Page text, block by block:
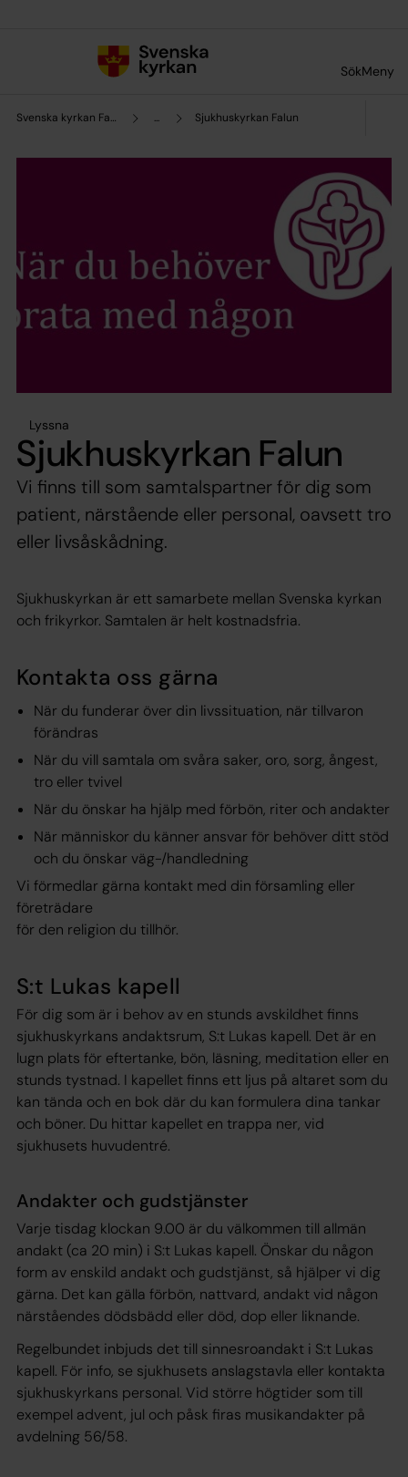
SökMeny
Svenska kyrkan Falun ... Sjukhuskyrkan Falun
Lyssna
Sjukhuskyrkan Falun
Vi finns till som samtalspartner för dig som
patient, närstående eller personal, oavsett tro
eller livsåskådning.
Sjukhuskyrkan är ett samarbete mellan Svenska kyrkan
och frikyrkor. Samtalen är helt kostnadsfria.
Kontakta oss gärna
När du funderar över din livssituation, när tillvaron
förändras
När du vill samtala om svåra saker, oro, sorg, ångest,
tro eller tvivel
När du önskar ha hjälp med förbön, riter och andakter
När människor du känner ansvar för behöver ditt stöd
och du önskar väg-/handledning
Vi förmedlar gärna kontakt med din församling eller
företrädare
för den religion du tillhör.
S:t Lukas kapell
För dig som är i behov av en stunds avskildhet finns
sjukhuskyrkans andaktsrum, S:t Lukas kapell. Det är en
lugn plats för eftertanke, bön, läsning, meditation eller en
stunds tystnad. I kapellet finns ett ljus på altaret som du
kan tända och en bok där du kan formulera dina tankar
och böner. Du hittar kapellet en trappa ner, vid
sjukhusets huvudentré.
Andakter och gudstjänster
Varje tisdag klockan 9.00 är du välkommen till allmän
andakt (ca 20 min) i S:t Lukas kapell. Önskar du någon
form av enskild andakt och gudstjänst, så hjälper vi dig
gärna. Det kan gälla förbön, nattvard, andakt vid någon
närståendes dödsbädd eller död, dop eller liknande.
Regelbundet inbjuds det till sinnesroandakt i S:t Lukas
kapell. För info, se sjukhusets anslagstavla eller kontakta
sjukhuskyrkans personal. Vid större högtider som till
exempel advent, jul och påsk firas musikandakter på
avdelning 56/58.